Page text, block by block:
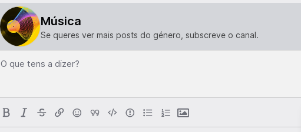
Música
Se queres ver mais posts do género, subscreve o canal.
O que tens a dizer?